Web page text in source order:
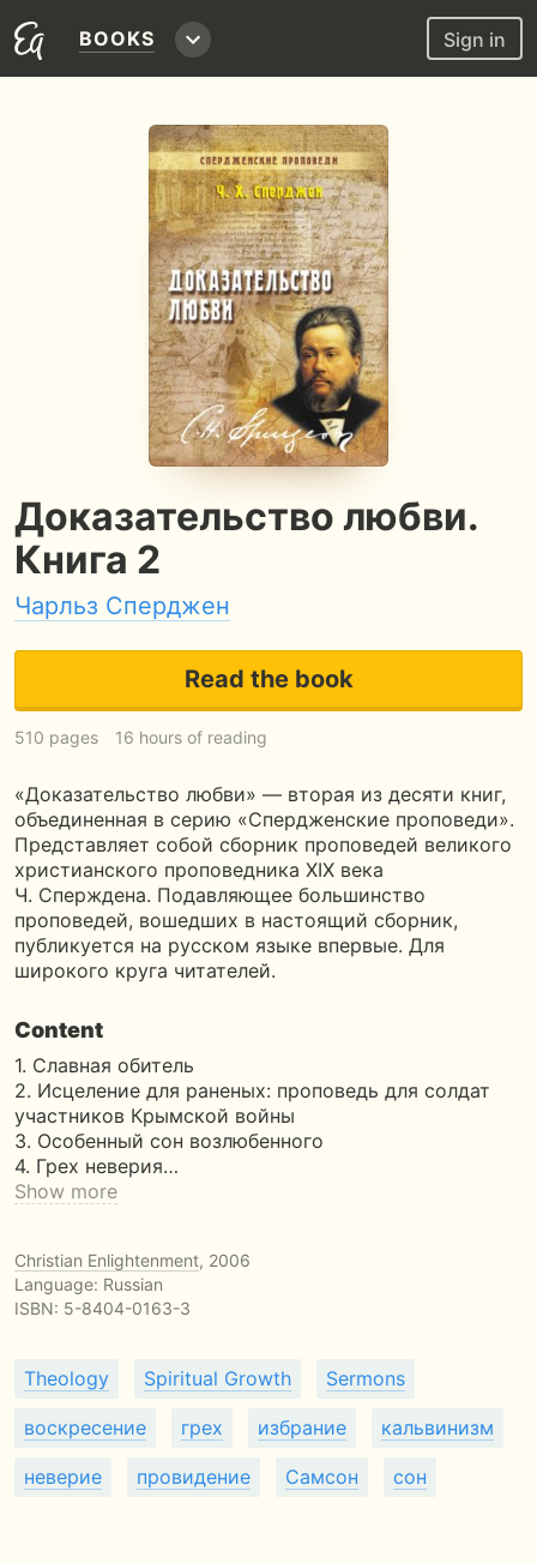
BOOKS Sign in
Доказательство любви.
Книга 2
Чарльз Сперджен
Read the book
510 pages 16 hours of reading
«Доказательство любви» — вторая из десяти книг,
объединенная в серию «Спердженские проповеди».
Представляет собой сборник проповедей великого
христианского проповедника XIX века
Ч. Сперждена. Подавляющее большинство
проповедей, вошедших в настоящий сборник,
публикуется на русском языке впервые. Для
широкого круга читателей.
Content
1. Славная обитель
2. Исцеление для раненых: проповедь для солдат
участников Крымской войны
3. Особенный сон возлюбенного
4. Грех неверия…
Show more
Christian Enlightenment, 2006
Language: Russian
ISBN: 5-8404-0163-3
Theology Spiritual Growth Sermons
воскресение грех избрание кальвинизм
неверие провидение Самсон сон